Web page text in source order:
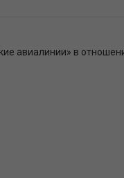
авиалинии» в